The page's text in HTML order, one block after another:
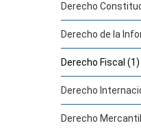
Derecho
Derecho de la
Derecho Fiscal (1)
Derecho
Derecho